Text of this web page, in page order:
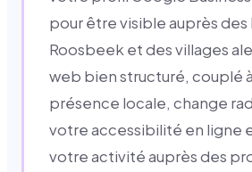
pour être visible auprès
Roosbeek et des villages
web bien structuré, couplé
présence locale, change
votre accessibilité en ligne
votre activité auprès des